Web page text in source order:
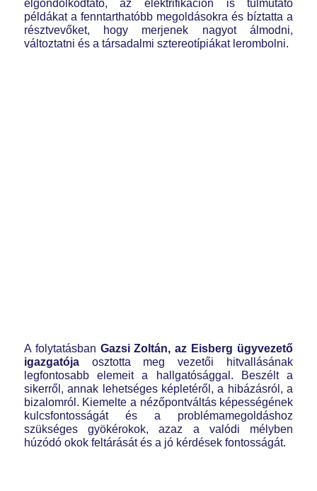
elgondolkodtató, az elektrifikáción is túlmutató
példákat a fenntarthatóbb megoldásokra és bíztatta a
résztvevőket, hogy merjenek nagyot álmodni,
változtatni és a társadalmi sztereotípiákat lerombolni.
A folytatásban Gazsi Zoltán, az Eisberg ügyvezető
igazgatója osztotta meg vezetői hitvallásának
legfontosabb elemeit a hallgatósággal. Beszélt a
sikerről, annak lehetséges képletéről, a hibázásról, a
bizalomról. Kiemelte a nézőpontváltás képességének
kulcsfontosságát és a problémamegoldáshoz
szükséges gyökérokok, azaz a valódi mélyben
húzódó okok feltárását és a jó kérdések fontosságát.